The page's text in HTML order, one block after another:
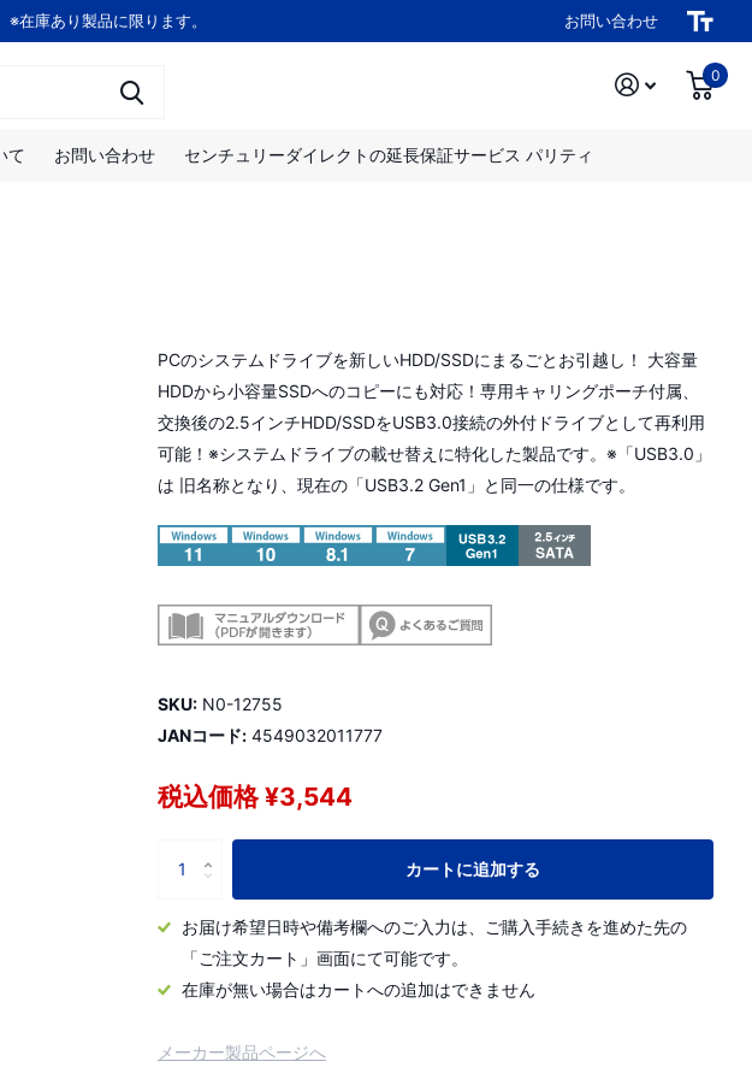
在庫あり製品に限ります。 お問い合わせ
0
て お問い合わせ センチュリーダイレクトの延長保証サービス パリティ
PCのシステムドライブを新しいHDD/SSDにまるごとお引越し！ 大容量
HDDから小容量SSDへのコピーにも対応！専用キャリングポーチ付属、
交換後の2.5インチHDD/SSDをUSB3.0接続の外付ドライブとして再利用
可能！※システムドライブの載せ替えに特化した製品です。※「USB3.0」
は 旧名称となり、現在の「USB3.2 Gen1」と同一の仕様です。
SKU: N0-12755
JANコード: 4549032011777
税込価格 ¥3,544
カートに追加する
お届け希望日時や備考欄へのご入力は、ご購入手続きを進めた先の
「ご注文カート」画面にて可能です。
在庫が無い場合はカートへの追加はできません
メーカー製品ページへ